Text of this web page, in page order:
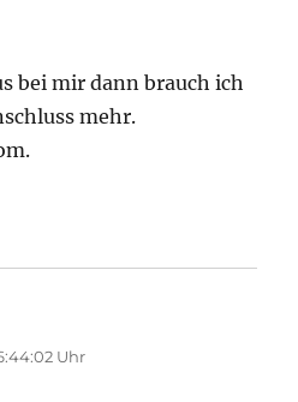
bei mir dann brauch ich
mehr.
Uhr